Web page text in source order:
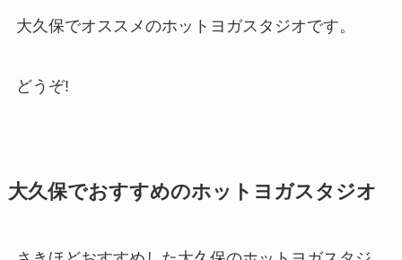
大久保でオススメのホットヨガスタジオです。
どうぞ!
大久保でおすすめのホットヨガスタジオ